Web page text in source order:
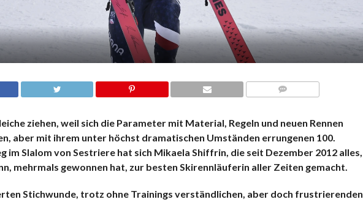
ziehen, weil sich die Parameter mit Material, Regeln und neuen Rennen
aber mit ihrem unter höchst dramatischen Umständen errungenen 100.
im Slalom von Sestriere hat sich Mikaela Shiffrin, die seit Dezember 2012 alles,
mehrmals gewonnen hat, zur besten Skirennläuferin aller Zeiten gemacht.
Stichwunde, trotz ohne Trainings verständlichen, aber doch frustrierenden